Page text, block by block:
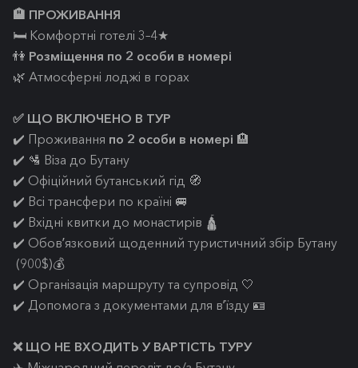
🏨 ПРОЖИВАННЯ
🛏️ Комфортні готелі 3–4★
👫 Розміщення по 2 особи в номері
🌿 Атмосферні лоджі в горах
✅ ЩО ВКЛЮЧЕНО В ТУР
✔️ Проживання по 2 особи в номері 🏨
✔️ 🛂 Віза до Бутану
✔️ Офіційний бутанський гід 🧭
✔️ Всі трансфери по країні 🚐
✔️ Вхідні квитки до монастирів 🛕
✔️ Обовʼязковий щоденний туристичний збір Бутану
(900$)💰
✔️ Організація маршруту та супровід 🤍
✔️ Допомога з документами для вʼїзду 🪪
❌ ЩО НЕ ВХОДИТЬ У ВАРТІСТЬ ТУРУ